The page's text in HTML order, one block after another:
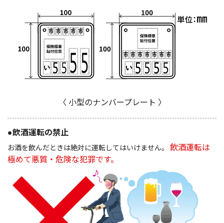
〈 小型のナンバープレート 〉
●飲酒運転の禁止
お酒を飲んだときは絶対に運転してはいけません。 飲酒運転は
極めて悪質・危険な犯罪です。